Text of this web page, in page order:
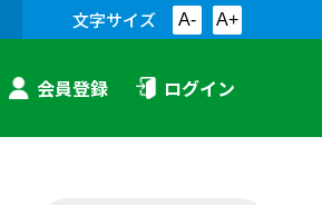
文字サイズ A- A+
会員登録 ログイン